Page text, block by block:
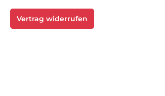
Vertrag widerrufen